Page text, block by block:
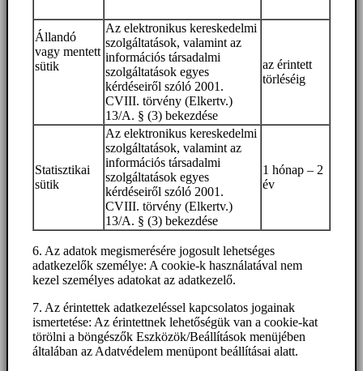
Állandó
vagy mentett
sütik
Az elektronikus kereskedelmi
szolgáltatások, valamint az
információs társadalmi
szolgáltatások egyes
kérdéseiről szóló 2001.
CVIII. törvény (Elkertv.)
13/A. § (3) bekezdése
az érintett
törléséig
Statisztikai
sütik
Az elektronikus kereskedelmi
szolgáltatások, valamint az
információs társadalmi
szolgáltatások egyes
kérdéseiről szóló 2001.
CVIII. törvény (Elkertv.)
13/A. § (3) bekezdése
1 hónap – 2
év
6. Az adatok megismerésére jogosult lehetséges
adatkezelők személye: A cookie-k használatával nem
kezel személyes adatokat az adatkezelő.
7. Az érintettek adatkezeléssel kapcsolatos jogainak
ismertetése: Az érintettnek lehetőségük van a cookie-kat
törölni a böngészők Eszközök/Beállítások menüjében
általában az Adatvédelem menüpont beállításai alatt.